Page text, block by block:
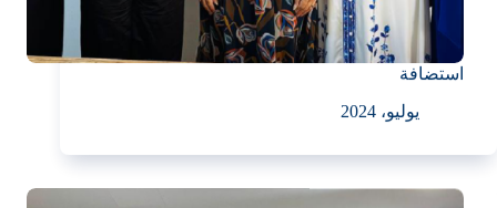
استضافة
يوليو، 2024